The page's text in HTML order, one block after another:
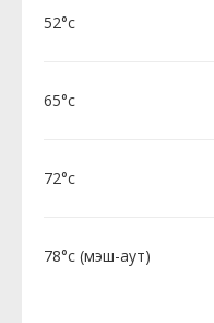
52°c
65°c
72°c
78°c (мэш-аут)